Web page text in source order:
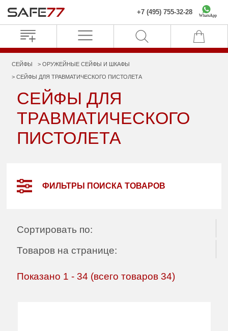
+7 (495) 755-32-28 WhatsApp
СЕЙФЫ ОРУЖЕЙНЫЕ СЕЙФЫ И ШКАФЫ
СЕЙФЫ ДЛЯ ТРАВМАТИЧЕСКОГО ПИСТОЛЕТА
СЕЙФЫ ДЛЯ
ТРАВМАТИЧЕСКОГО
ПИСТОЛЕТА
ФИЛЬТРЫ ПОИСКА ТОВАРОВ
Сортировать по:
Товаров на странице:
Показано 1 -34 (всего товаров 34)